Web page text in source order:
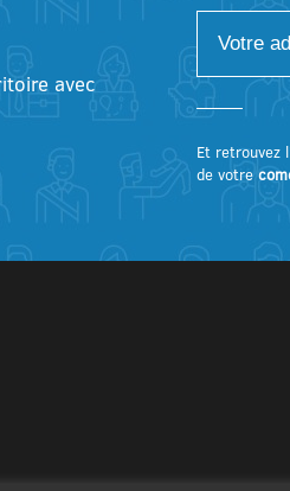
avec
Et retrouvez
de votre